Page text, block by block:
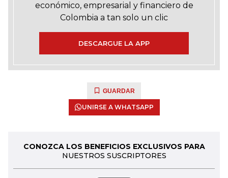
económico, empresarial y financiero de
Colombia a tan solo un clic
DESCARGUE LA APP
GUARDAR
UNIRSE A WHATSAPP
CONOZCA LOS BENEFICIOS EXCLUSIVOS PARA
NUESTROS SUSCRIPTORES